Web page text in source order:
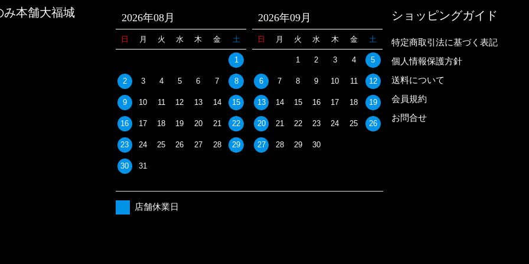
み本舗大福城 2026年08月
日 月 火 水 木 金 土
1
2 3 4 5 6 7 8
9 10 11 12 13 14 15
16 17 18 19 20 21 22
23 24 25 26 27 28 29
30 31
2026年09月
日 月 火 水 木 金 土
1 2 3 4 5
6 7 8 9 10 11 12
13 14 15 16 17 18 19
20 21 22 23 24 25 26
27 28 29 30
店舗休業日
ショッピングガイド
特定商取引法に基づく表記
個人情報保護方針
送料について
会員規約
お問合せ